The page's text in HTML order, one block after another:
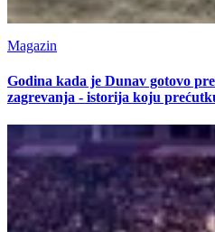
Magazin
Godina kada je Dunav gotovo
zagrevanja - istorija koju